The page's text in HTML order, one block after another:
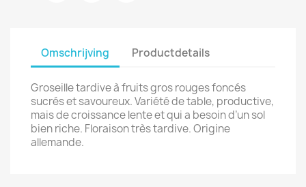
Omschrijving Productdetails
Groseille tardive à fruits gros rouges foncés
sucrés et savoureux. Variété de table, productive,
mais de croissance lente et qui a besoin d’un sol
bien riche. Floraison très tardive. Origine
allemande.